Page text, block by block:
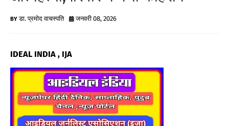
W
डा. प्रमोद वाचस्पति जनवरी 08, 2026
IDEAL INDIA , IJA